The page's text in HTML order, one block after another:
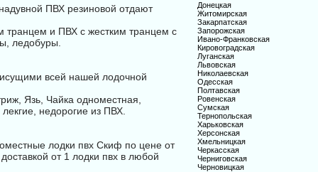
ПВХ резиновой отдают
и ПВХ с жестким транцем с
ледобуры.
всей нашей лодочной
Язь, Чайка одноместная,
недорогие из ПВХ.
лодки пвх Скиф по цене от
от 1 лодки пвх в любой
Донецкая
Житомирская
Закарпатская
Запорожская
Ивано-Франковская
Кировоградская
Луганская
Львовская
Николаевская
Одесская
Полтавская
Ровенская
Сумская
Тернопольская
Харьковская
Херсонская
Хмельницкая
Черкасская
Черниговская
Черновицкая